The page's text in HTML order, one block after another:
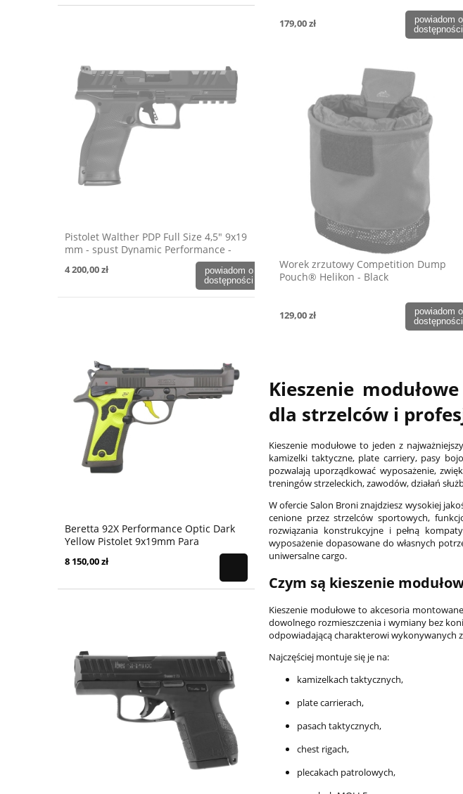
Pistolet Walther PDP Full Size 4,5" 9x19
mm - spust Dynamic Performance -
4 200,00 zł
powiadom o
dostępności
Beretta 92X Performance Optic Dark
Yellow Pistolet 9x19mm Para
8 150,00 zł
179,00 zł
powiadom o
dostępności
Worek zrzutowy Competition Dump
Pouch® Helikon - Black
129,00 zł
powiadom o
dostępności
Kieszenie
dla strzelców i
Kieszenie modułowe to jeden z
kamizelki taktyczne, plate carriery, pasy
pozwalają uporządkować wyposażenie,
treningów strzeleckich, zawodów, działań
W ofercie Salon Broni znajdziesz wysokiej
cenione przez strzelców sportowych,
rozwiązania konstrukcyjne i pełną
wyposażenie dopasowane do własnych
uniwersalne cargo.
Czym są kieszenie
Kieszenie modułowe to akcesoria
dowolnego rozmieszczenia i wymiany bez
odpowiadającą charakterowi wykonywanych
Najczęściej montuje się je na:
kamizelkach taktycznych,
plate carrierach,
pasach taktycznych,
chest rigach,
plecakach patrolowych,